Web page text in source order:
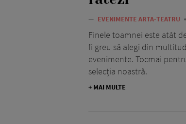
— EVENIMENTE ARTA-TEATRU
Finele toamnei este atât
fi greu să alegi din
evenimente. Tocmai
selecția noastră.
+ MAI MULTE